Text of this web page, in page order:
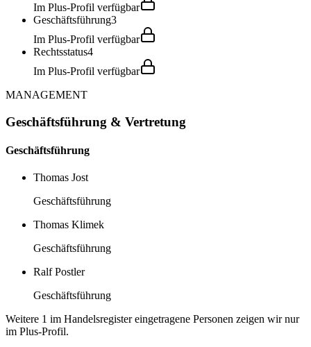
Im Plus-Profil verfügbar
Geschäftsführung3
Im Plus-Profil verfügbar
Rechtsstatus4
Im Plus-Profil verfügbar
MANAGEMENT
Geschäftsführung & Vertretung
Geschäftsführung
Thomas Jost
Geschäftsführung
Thomas Klimek
Geschäftsführung
Ralf Postler
Geschäftsführung
Weitere 1 im Handelsregister eingetragene Personen zeigen wir nur
im Plus-Profil.